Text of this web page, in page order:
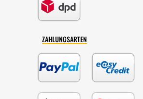
ZAHLUNGSARTEN